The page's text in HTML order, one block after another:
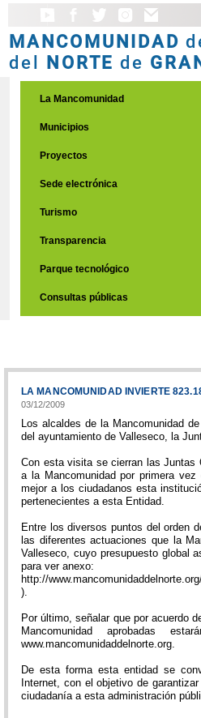
MANCOMUNIDAD
del NORTE de
La Mancomunidad
Municipios
Proyectos
Sede electrónica
Turismo
Transparencia
Parque tecnológico
Consultas públicas
LA MANCOMUNIDAD INVIERTE
03/12/2009
Los alcaldes de la Mancomunidad
del ayuntamiento de Valleseco, la
Con esta visita se cierran las Juntas
a la Mancomunidad por primera
mejor a los ciudadanos esta
pertenecientes a esta Entidad.
Entre los diversos puntos del orden
las diferentes actuaciones que la
Valleseco, cuyo presupuesto global
para ver anexo:
http://
).
Por último, señalar que por acuerdo
Mancomunidad aprobadas
www.mancomunidaddelnorte.org.
De esta forma esta entidad se
Internet, con el objetivo de
ciudadanía a esta administración